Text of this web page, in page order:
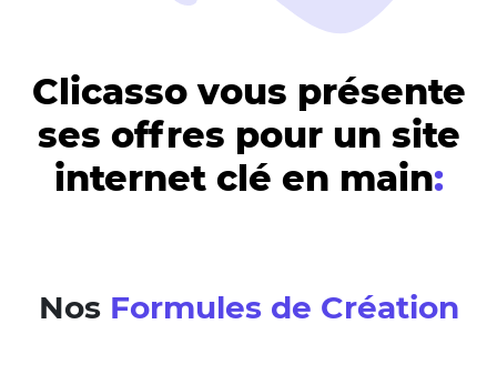
Clicasso vous présente
ses offres pour un site
internet clé en main:
Nos Formules de Création